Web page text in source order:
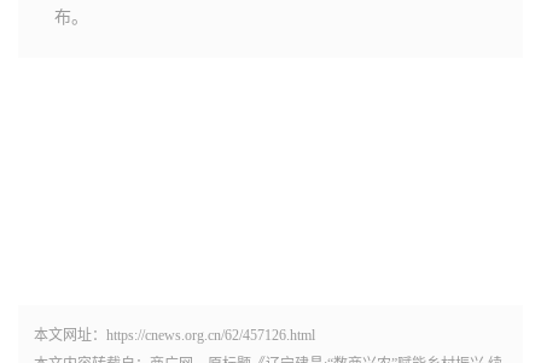
布。
本文网址：https://cnews.org.cn/62/457126.html